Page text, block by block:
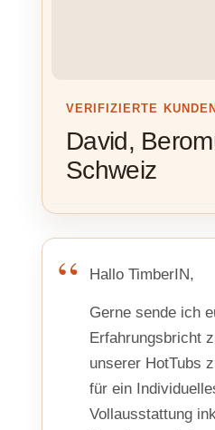
VERIFIZIERTE
David,
Schweiz
Hallo TimberIN,
Gerne sende ich
Erfahrungsbricht
unserer HotTubs
für ein
Vollausstattung